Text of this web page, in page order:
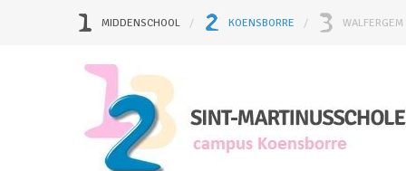
MIDDENSCHOOL KOENSBORRE WALFERGEM